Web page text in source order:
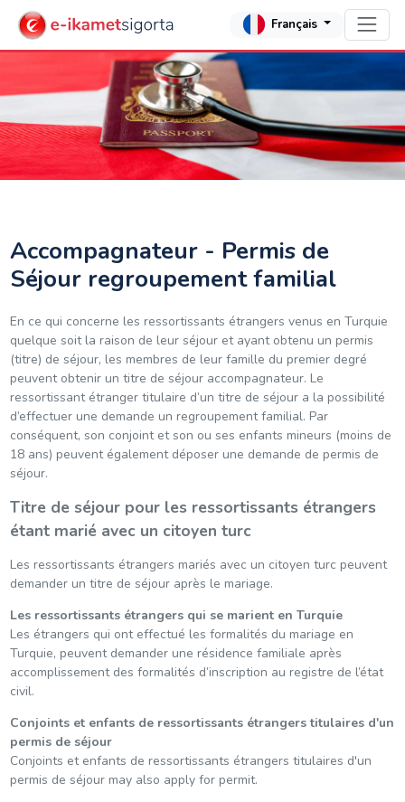
Français
Accompagnateur - Permis de
Séjour regroupement familial
En ce qui concerne les ressortissants étrangers venus en Turquie
quelque soit la raison de leur séjour et ayant obtenu un permis
(titre) de séjour, les membres de leur famille du premier degré
peuvent obtenir un titre de séjour accompagnateur. Le
ressortissant étranger titulaire d’un titre de séjour a la possibilité
d’effectuer une demande un regroupement familial. Par
conséquent, son conjoint et son ou ses enfants mineurs (moins de
18 ans) peuvent également déposer une demande de permis de
séjour.
Titre de séjour pour les ressortissants étrangers
étant marié avec un citoyen turc
Les ressortissants étrangers mariés avec un citoyen turc peuvent
demander un titre de séjour après le mariage.
Les ressortissants étrangers qui se marient en Turquie
Les étrangers qui ont effectué les formalités du mariage en
Turquie, peuvent demander une résidence familiale après
accomplissement des formalités d’inscription au registre de l’état
civil.
Conjoints et enfants de ressortissants étrangers titulaires d'un
permis de séjour
Conjoints et enfants de ressortissants étrangers titulaires d'un
permis de séjour may also apply for permit.